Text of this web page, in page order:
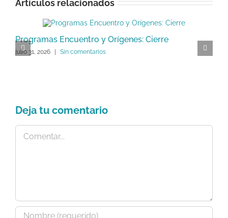
Artículos relacionados
Programas Encuentro y Orígenes: Cierre
julio 31, 2026 | Sin comentarios
Deja tu comentario